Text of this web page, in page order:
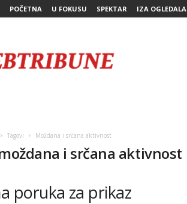
POČETNA U FOKUSU SPEKTAR IZA OGLEDALA
Tagovi Moždana i srčana aktivnost
i srčana aktivnost
poruka za prikaz